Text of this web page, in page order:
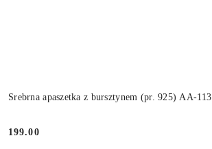
Srebrna apaszetka z bursztynem (pr. 925) AA-113
Cena:
199.00